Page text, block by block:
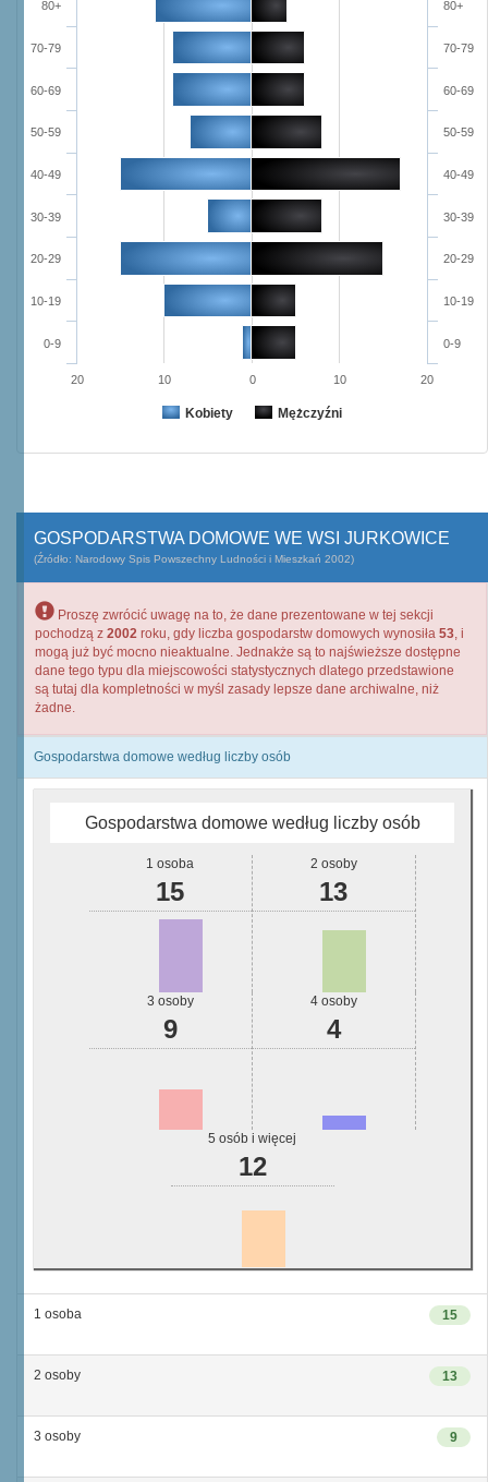
Kobiety Mężczyźni
0-9
10-19
20-29
30-39
40-49
50-59
60-69
70-79
80+
0-9
10-19
20-29
30-39
40-49
50-59
60-69
70-79
80+
20 10 0 10 20
GOSPODARSTWA DOMOWE WE WSI JURKOWICE
(Źródło: Narodowy Spis Powszechny Ludności i Mieszkań 2002)
Proszę zwrócić uwagę na to, że dane prezentowane w tej sekcji
pochodzą z 2002 roku, gdy liczba gospodarstw domowych wynosiła 53, i
mogą już być mocno nieaktualne. Jednakże są to najświeższe dostępne
dane tego typu dla miejscowości statystycznych dlatego przedstawione
są tutaj dla kompletności w myśl zasady lepsze dane archiwalne, niż
żadne.
Gospodarstwa domowe według liczby osób
Gospodarstwa domowe według liczby osób
1 osoba
15
2 osoby
13
3 osoby
9
4 osoby
4
5 osób i więcej
12
15
1 osoba
13
2 osoby
9
3 osoby